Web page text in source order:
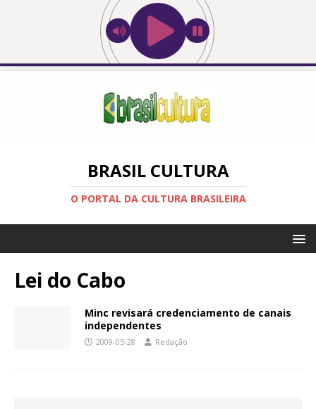
BRASIL CULTURA
O PORTAL DA CULTURA BRASILEIRA
Lei do Cabo
Minc revisará credenciamento de canais
independentes
2009-05-28 Redação